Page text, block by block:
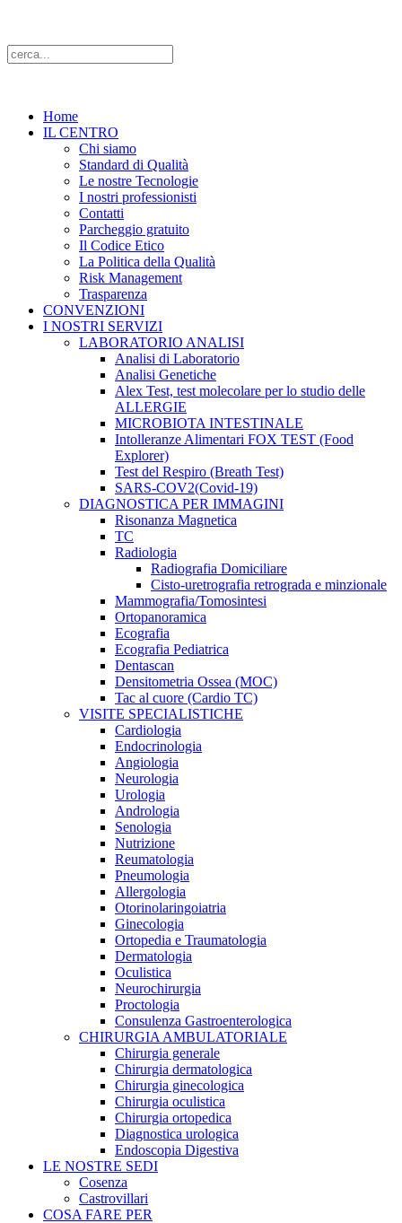
Home
IL CENTRO
Chi siamo
Standard di Qualità
Le nostre Tecnologie
I nostri professionisti
Contatti
Parcheggio gratuito
Il Codice Etico
La Politica della Qualità
Risk Management
Trasparenza
CONVENZIONI
I NOSTRI SERVIZI
LABORATORIO ANALISI
Analisi di Laboratorio
Analisi Genetiche
Alex Test, test molecolare per lo studio delle
ALLERGIE
MICROBIOTA INTESTINALE
Intolleranze Alimentari FOX TEST (Food
Explorer)
Test del Respiro (Breath Test)
SARS-COV2(Covid-19)
DIAGNOSTICA PER IMMAGINI
Risonanza Magnetica
TC
Radiologia
Radiografia Domiciliare
Cisto-uretrografia retrograda e minzionale
Mammografia/Tomosintesi
Ortopanoramica
Ecografia
Ecografia Pediatrica
Dentascan
Densitometria Ossea (MOC)
Tac al cuore (Cardio TC)
VISITE SPECIALISTICHE
Cardiologia
Endocrinologia
Angiologia
Neurologia
Urologia
Andrologia
Senologia
Nutrizione
Reumatologia
Pneumologia
Allergologia
Otorinolaringoiatria
Ginecologia
Ortopedia e Traumatologia
Dermatologia
Oculistica
Neurochirurgia
Proctologia
Consulenza Gastroenterologica
CHIRURGIA AMBULATORIALE
Chirurgia generale
Chirurgia dermatologica
Chirurgia ginecologica
Chirurgia oculistica
Chirurgia ortopedica
Diagnostica urologica
Endoscopia Digestiva
LE NOSTRE SEDI
Cosenza
Castrovillari
COSA FARE PER